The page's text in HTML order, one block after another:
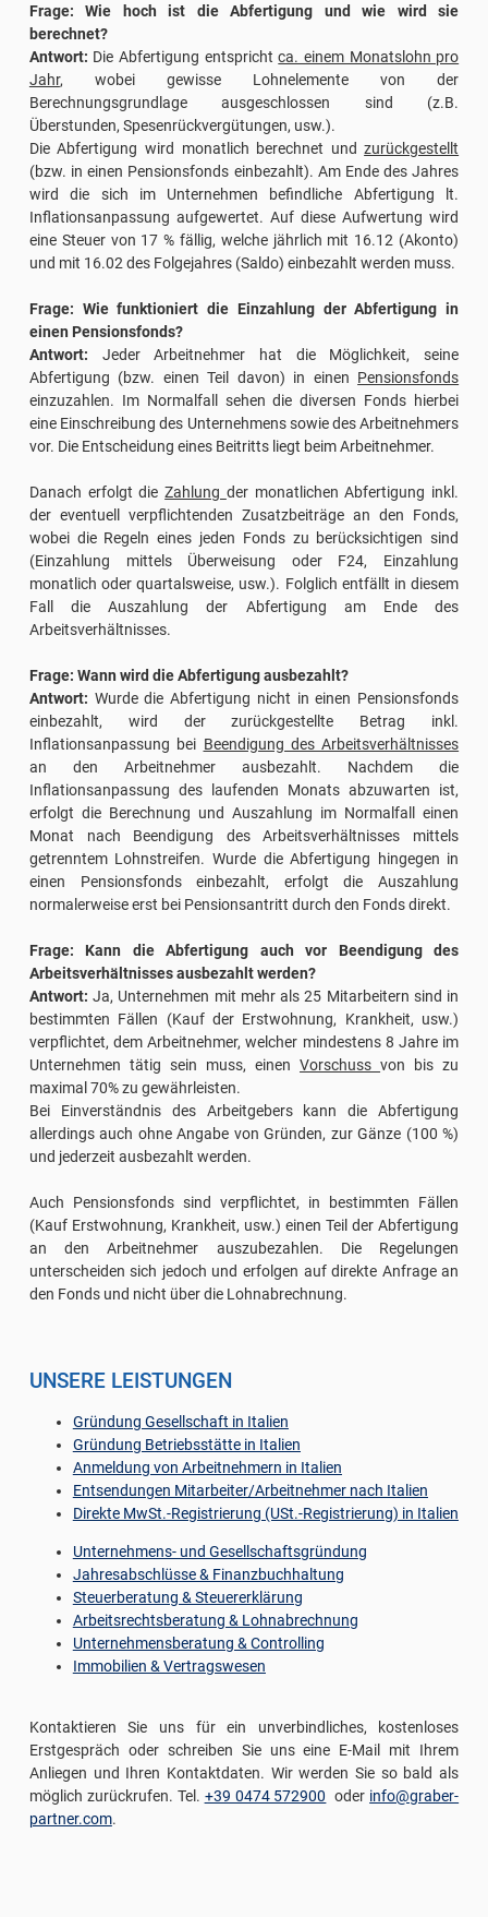
Frage: Wie hoch ist die Abfertigung und wie wird sie
berechnet?
Antwort: Die Abfertigung entsprichtca. einem Monatslohn pro
Jahr, wobei gewisse Lohnelemente von der
Berechnungsgrundlage ausgeschlossen sind (z.B.
Überstunden, Spesenrückvergütungen, usw.).
Die Abfertigung wird monatlich berechnet undzurückgestellt
(bzw. in einen Pensionsfonds einbezahlt). Am Ende des Jahres
wird die sich im Unternehmen befindliche Abfertigung lt.
Inflationsanpassung aufgewertet. Auf diese Aufwertung wird
eine Steuer von 17 % fällig, welche jährlich mit 16.12 (Akonto)
und mit 16.02 des Folgejahres (Saldo) einbezahlt werden muss.
Frage: Wie funktioniert die Einzahlung der Abfertigung in
einen Pensionsfonds?
Antwort: Jeder Arbeitnehmer hat die Möglichkeit, seine
Abfertigung (bzw. einen Teil davon) in einen Pensionsfonds
einzuzahlen. Im Normalfall sehen die diversen Fonds hierbei
eine Einschreibung des Unternehmens sowie des Arbeitnehmers
vor. Die Entscheidung eines Beitritts liegt beim Arbeitnehmer.
Danach erfolgt dieZahlung der monatlichen Abfertigung inkl.
der eventuell verpflichtenden Zusatzbeiträge an den Fonds,
wobei die Regeln eines jeden Fonds zu berücksichtigen sind
(Einzahlung mittels Überweisung oder F24, Einzahlung
monatlich oder quartalsweise, usw.). Folglich entfällt in diesem
Fall die Auszahlung der Abfertigung am Ende des
Arbeitsverhältnisses.
Frage: Wann wird die Abfertigung ausbezahlt?
Antwort: Wurde die Abfertigung nicht in einen Pensionsfonds
einbezahlt, wird der zurückgestellte Betrag inkl.
Inflationsanpassung bei Beendigung des Arbeitsverhältnisses
an den Arbeitnehmer ausbezahlt. Nachdem die
Inflationsanpassung des laufenden Monats abzuwarten ist,
erfolgt die Berechnung und Auszahlung im Normalfall einen
Monat nach Beendigung des Arbeitsverhältnisses mittels
getrenntem Lohnstreifen. Wurde die Abfertigung hingegen in
einen Pensionsfonds einbezahlt, erfolgt die Auszahlung
normalerweise erst bei Pensionsantritt durch den Fonds direkt.
Frage: Kann die Abfertigung auch vor Beendigung des
Arbeitsverhältnisses ausbezahlt werden?
Antwort:Ja, Unternehmen mit mehr als 25 Mitarbeitern sind in
bestimmten Fällen (Kauf der Erstwohnung, Krankheit, usw.)
verpflichtet, dem Arbeitnehmer, welcher mindestens 8 Jahre im
Unternehmen tätig sein muss, einenVorschussvon bis zu
maximal 70% zu gewährleisten.
Bei Einverständnis des Arbeitgebers kann die Abfertigung
allerdings auch ohne Angabe von Gründen, zur Gänze (100 %)
und jederzeit ausbezahlt werden.
Auch Pensionsfonds sind verpflichtet, in bestimmten Fällen
(Kauf Erstwohnung, Krankheit, usw.) einen Teil der Abfertigung
an den Arbeitnehmer auszubezahlen. Die Regelungen
unterscheiden sich jedoch und erfolgen auf direkte Anfrage an
den Fonds und nicht über die Lohnabrechnung.
UNSERE LEISTUNGEN
Gründung Gesellschaft in Italien
Gründung Betriebsstätte in Italien
Anmeldung von Arbeitnehmern in Italien
Entsendungen Mitarbeiter/Arbeitnehmer nach Italien
Direkte MwSt.-Registrierung (USt.-Registrierung) in Italien
Unternehmens- und Gesellschaftsgründung
Jahresabschlüsse & Finanzbuchhaltung
Steuerberatung & Steuererklärung
Arbeitsrechtsberatung & Lohnabrechnung
Unternehmensberatung & Controlling
Immobilien & Vertragswesen
Kontaktieren Sie uns für ein unverbindliches, kostenloses
Erstgespräch oder schreiben Sie uns eine E-Mail mit Ihrem
Anliegen und Ihren Kontaktdaten. Wir werden Sie so bald als
möglich zurückrufen. Tel. +39 0474 572900 oder info@graber-
partner.com.